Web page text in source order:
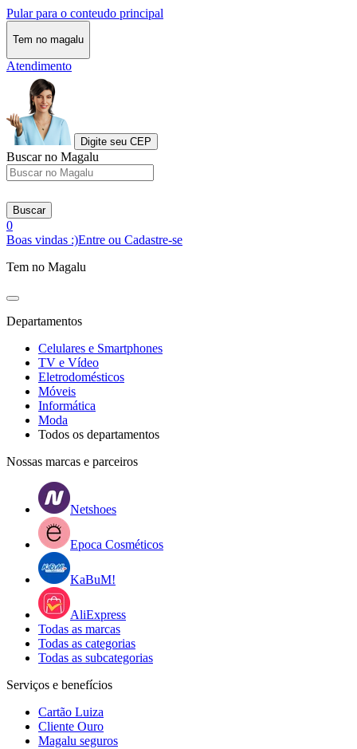
Pular para o conteudo principal
Tem no magalu
Atendimento
Digite seu CEP
Buscar no Magalu
Buscar
0
Boas vindas :)Entre ou Cadastre-se
Tem no Magalu
Departamentos
Celulares e Smartphones
TV e Vídeo
Eletrodomésticos
Móveis
Informática
Moda
Todos os departamentos
Nossas marcas e parceiros
Netshoes
Epoca Cosméticos
KaBuM!
AliExpress
Todas as marcas
Todas as categorias
Todas as subcategorias
Serviços e benefícios
Cartão Luiza
Cliente Ouro
Magalu seguros